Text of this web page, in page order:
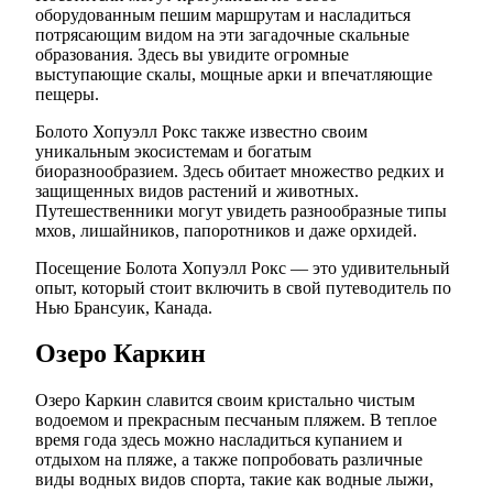
оборудованным пешим маршрутам и насладиться
потрясающим видом на эти загадочные скальные
образования. Здесь вы увидите огромные
выступающие скалы, мощные арки и впечатляющие
пещеры.
Болото Хопуэлл Рокс также известно своим
уникальным экосистемам и богатым
биоразнообразием. Здесь обитает множество редких и
защищенных видов растений и животных.
Путешественники могут увидеть разнообразные типы
мхов, лишайников, папоротников и даже орхидей.
Посещение Болота Хопуэлл Рокс — это удивительный
опыт, который стоит включить в свой путеводитель по
Нью Брансуик, Канада.
Озеро Каркин
Озеро Каркин славится своим кристально чистым
водоемом и прекрасным песчаным пляжем. В теплое
время года здесь можно насладиться купанием и
отдыхом на пляже, а также попробовать различные
виды водных видов спорта, такие как водные лыжи,